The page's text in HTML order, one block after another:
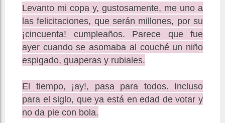
Levanto mi copa y, gustosamente, me uno a
las felicitaciones, que serán millones, por su
¡cincuenta! cumpleaños. Parece que fue
ayer cuando se asomaba al couché un niño
espigado, guaperas y rubiales.
El tiempo, ¡ay!, pasa para todos. Incluso
para el siglo, que ya está en edad de votar y
no da pie con bola.